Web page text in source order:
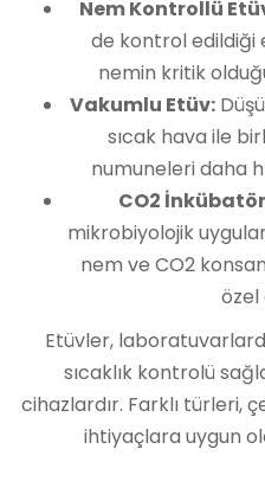
Nem Kontrollü
de kontrol edildiği
nemin kritik
Vakumlu Etüv:
sıcak hava ile
numuneleri daha
CO2
mikrobiyolojik
nem ve CO2
özel
Etüvler,
sıcaklık kontrolü
cihazlardır. Farklı türleri,
ihtiyaçlara uygun